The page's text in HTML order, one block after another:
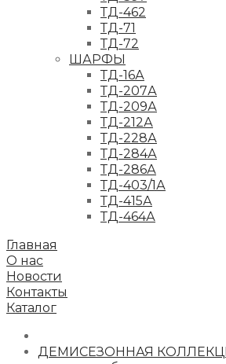
ТД-462
ТД-71
ТД-72
ШАРФЫ
ТД-16А
ТД-207А
ТД-209А
ТД-212А
ТД-228А
ТД-284А
ТД-286А
ТД-403/1А
ТД-415А
ТД-464А
Главная
О нас
Новости
Контакты
Каталог
ДЕМИСЕЗОННАЯ